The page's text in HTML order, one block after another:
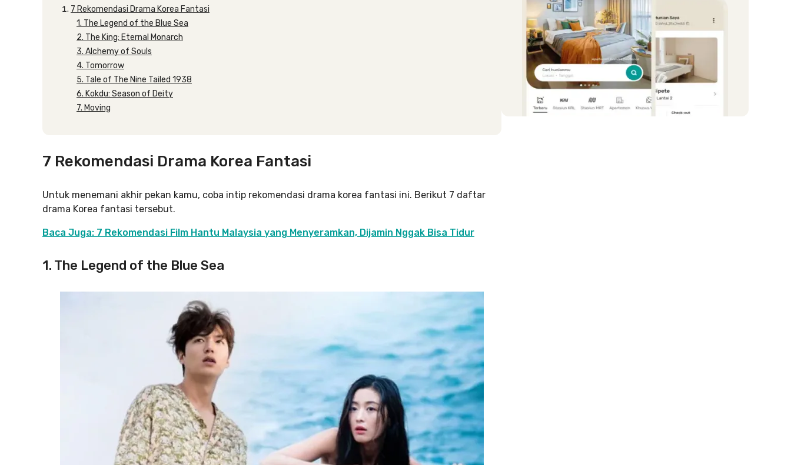
7 Rekomendasi Drama Korea Fantasi
1. The Legend of the Blue Sea
2. The King: Eternal Monarch
3. Alchemy of Souls
4. Tomorrow
5. Tale of The Nine Tailed 1938
6. Kokdu: Season of Deity
7. Moving
7 Rekomendasi Drama Korea Fantasi
Untuk menemani akhir pekan kamu, coba intip rekomendasi drama korea fantasi ini. Berikut 7 daftar
drama Korea fantasi tersebut.
Baca Juga: 7 Rekomendasi Film Hantu Malaysia yang Menyeramkan, Dijamin Nggak Bisa Tidur
1. The Legend of the Blue Sea